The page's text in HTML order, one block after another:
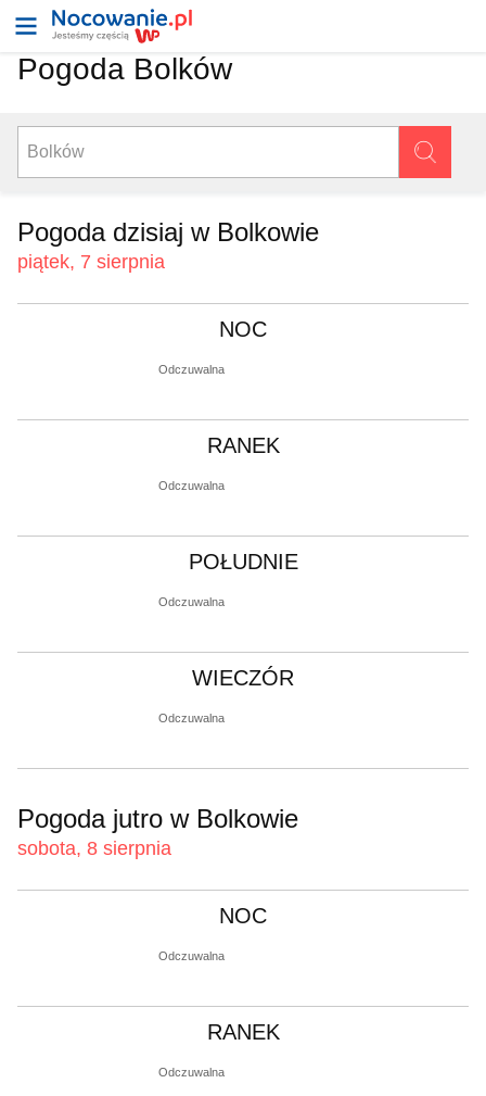
Pogoda Bolków
Pogoda dzisiaj w Bolkowie
piątek, 7 sierpnia
NOC
Odczuwalna
RANEK
Odczuwalna
POŁUDNIE
Odczuwalna
WIECZÓR
Odczuwalna
Pogoda jutro w Bolkowie
sobota, 8 sierpnia
NOC
Odczuwalna
RANEK
Odczuwalna